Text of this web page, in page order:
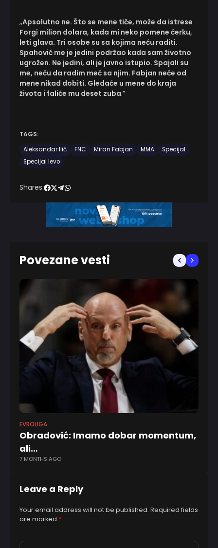
,,Apsolutno ne. Što se mene tiče, može da istrese
Forgi milion dolara, kada mi neko pomene ćerku,
leti glava. Tri osobe su sa kojima neću raditi.
Spahović me je jedini podržao kada sam životno
ugrožen. Ne jedini, ali je javno istupio. Spajali su
me, neću da radim meč sa njim. Fabjan neće od
mene nikad dobiti. Gledaće u mene do kraja
života i faliće mu deset zuba.”
TAGS:
Aleksandar Ilić
FNC Miran Fabjan MMA
Specijal
Specijal levo
Shares:
Povezane vesti
EVROLIGA
Obradović: Imamo dobar momentum,
ali…
7 MONTHS AGO
Leave a Reply
Your email address will not be published. Required fields
are marked *